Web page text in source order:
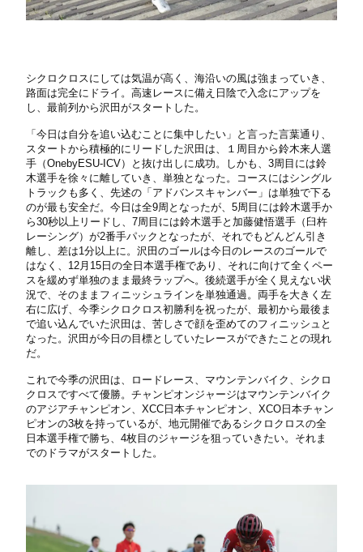
シクロクロスにしては気温が高く、海沿いの風は強まっていき、
路面は完全にドライ。高速レースに備え日陰で入念にアップを
し、最前列から沢田がスタートした。
「今日は自分を追い込むことに集中したい」と言った言葉通り、
スタートから積極的にリードした沢田は、１周目から鈴木来人選
手（OnebyESU-ICV）と抜け出しに成功。しかも、3周目には鈴
木選手を徐々に離していき、単独となった。コースにはシングル
トラックも多く、先述の「アドバンスキャンバー」は単独で下る
のが最も安全だ。今日は全9周となったが、5周目には鈴木選手か
ら30秒以上リードし、7周目には鈴木選手と加藤健悟選手（臼杵
レーシング）が2番手パックとなったが、それでもどんどん引き
離し、差は1分以上に。沢田のゴールは今日のレースのゴールで
はなく、12月15日の全日本選手権であり、それに向けて全くペー
スを緩めず単独のまま最終ラップへ。後続選手が全く見えない状
況で、そのままフィニッシュラインを単独通過。両手を大きく左
右に広げ、今季シクロクロス初勝利を祝ったが、最初から最後ま
で追い込んでいた沢田は、苦しさで顔を歪めてのフィニッシュと
なった。沢田が今日の目標としていたレースができたことの現れ
だ。
これで今季の沢田は、ロードレース、マウンテンバイク、シクロ
クロスですべて優勝。チャンピオンジャージはマウンテンバイク
のアジアチャンピオン、XCC日本チャンピオン、XCO日本チャン
ピオンの3枚を持っているが、地元開催であるシクロクロスの全
日本選手権で勝ち、4枚目のジャージを狙っていきたい。それま
でのドラマがスタートした。